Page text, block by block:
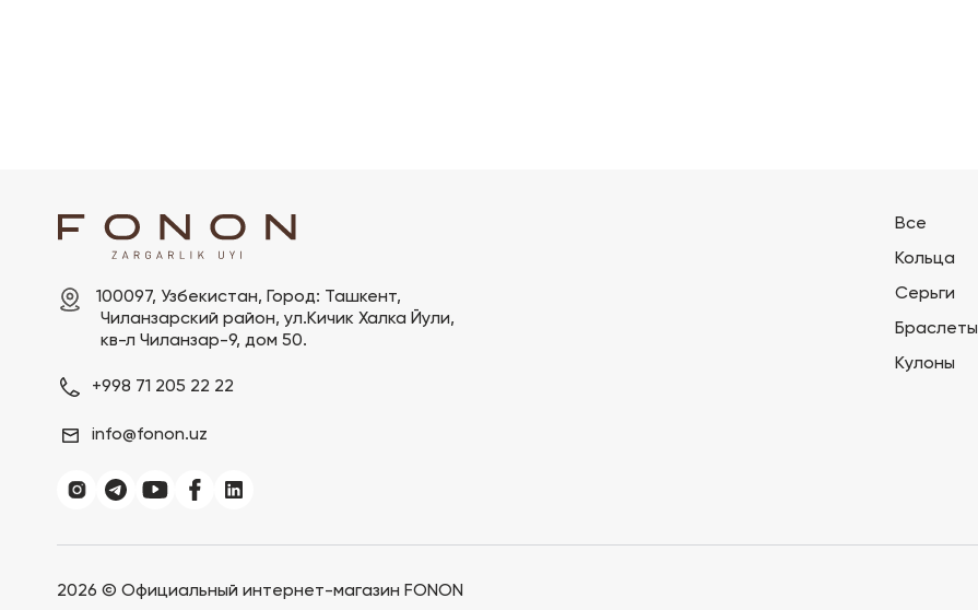
100097, Узбекистан, Город: Ташкент,
кв-л Чиланзар-9, дом 50.
+998 71 205 22 22
info@fonon.uz
Все
Кольца
Серьги
Браслеты
Кулоны
2026 © Официальный интернет-магазин FONON